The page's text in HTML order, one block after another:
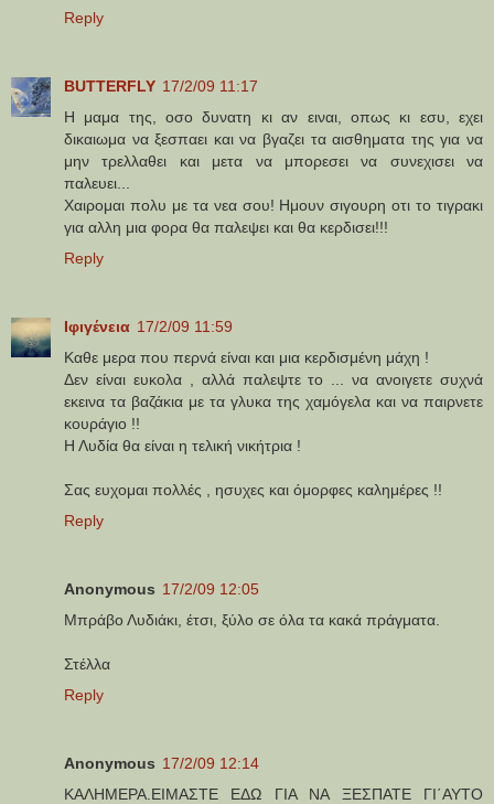
Reply
BUTTERFLY 17/2/09 11:17
Η μαμα της, οσο δυνατη κι αν ειναι, οπως κι εσυ, εχει
δικαιωμα να ξεσπαει και να βγαζει τα αισθηματα της για να
μην τρελλαθει και μετα να μπορεσει να συνεχισει να
παλευει...
Χαιρομαι πολυ με τα νεα σου! Ημουν σιγουρη οτι το τιγρακι
για αλλη μια φορα θα παλεψει και θα κερδισει!!!
Reply
Ιφιγένεια 17/2/09 11:59
Καθε μερα που περνά είναι και μια κερδισμένη μάχη !
Δεν είναι ευκολα , αλλά παλεψτε το ... να ανοιγετε συχνά
εκεινα τα βαζάκια με τα γλυκα της χαμόγελα και να παιρνετε
κουράγιο !!
Η Λυδία θα είναι η τελική νικήτρια !
Σας ευχομαι πολλές , ησυχες και όμορφες καλημέρες !!
Reply
Anonymous 17/2/09 12:05
Μπράβο Λυδιάκι, έτσι, ξύλο σε όλα τα κακά πράγματα.
Στέλλα
Reply
Anonymous 17/2/09 12:14
ΚΑΛΗΜΕΡΑ.ΕΙΜΑΣΤΕ ΕΔΩ ΓΙΑ ΝΑ ΞΕΣΠΑΤΕ ΓΙ΄ΑΥΤΟ